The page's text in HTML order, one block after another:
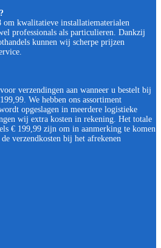
kwalitatieve installatiematerialen
professionals als particulieren. Dankzij
kunnen wij scherpe prijzen
verzendingen aan wanneer u bestelt bij
We hebben ons assortiment
opgeslagen in meerdere logistieke
wij extra kosten in rekening. Het totale
€ 199,99 zijn om in aanmerking te komen
verzendkosten bij het afrekenen